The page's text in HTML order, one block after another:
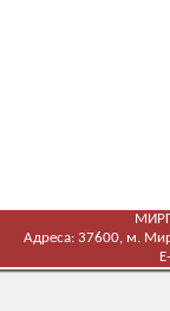
Адреса: 37600, м.